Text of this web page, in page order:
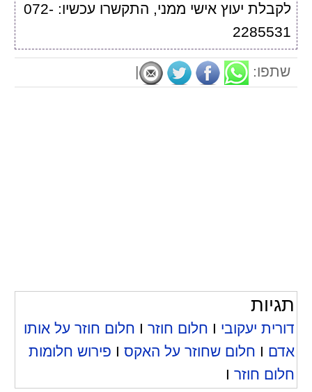
לקבלת יעוץ אישי ממני, התקשרו עכשיו: 072-
2285531
שתפו: |
תגיות
דורית יעקובי חלום חוזרI
חלום חוזר על אותו
אדם
חלום שחוזר על האקסI
פירוש חלומות
חלום חוזרI